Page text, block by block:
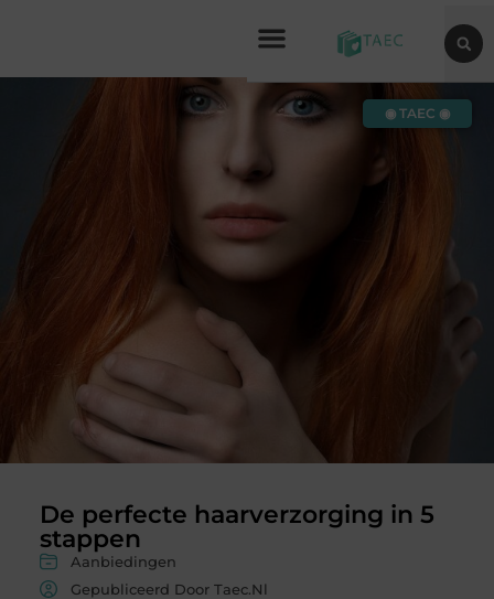
De perfecte haarverzorging in 5
stappen
Aanbiedingen
Gepubliceerd Door Taec.nl
◉ TAEC ◉